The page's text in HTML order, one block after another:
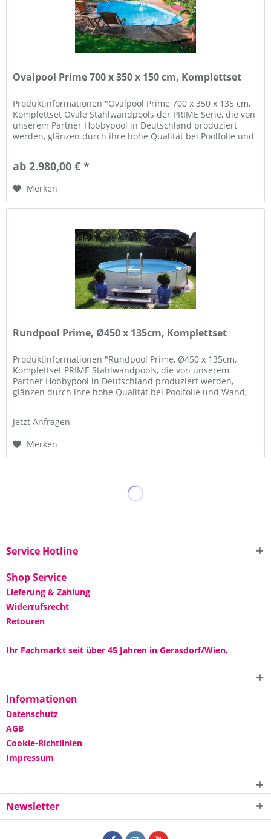
Ovalpool Prime 700 x 350 x 150 cm, Komplettset
Produktinformationen "Ovalpool Prime 700 x 350 x 135 cm,
Komplettset Ovale Stahlwandpools der PRIME Serie, die von
unserem Partner Hobbypool in Deutschland produziert
werden, glänzen durch ihre hohe Qualität bei Poolfolie und
ab 2.980,00 € *
Merken
Rundpool Prime, Ø450 x 135cm, Komplettset
Produktinformationen "Rundpool Prime, Ø450 x 135cm,
Komplettset PRIME Stahlwandpools, die von unserem
Partner Hobbypool in Deutschland produziert werden,
glänzen durch ihre hohe Qualität bei Poolfolie und Wand,
Jetzt Anfragen
Merken
Service Hotline
Shop Service
Lieferung & Zahlung
Widerrufsrecht
Retouren
Ihr Fachmarkt seit über 45 Jahren in Gerasdorf/Wien.
Informationen
Datenschutz
AGB
Cookie-Richtlinien
Impressum
Newsletter